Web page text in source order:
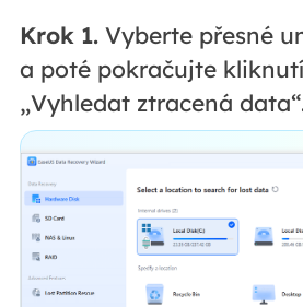
Krok 1.Vyberte přesné
a poté pokračujte
„Vyhledat ztracená